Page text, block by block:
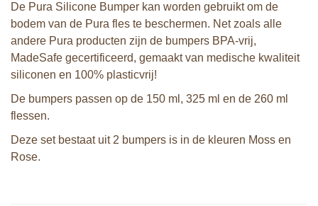
De Pura Silicone Bumper kan worden gebruikt om de
bodem van de Pura fles te beschermen. Net zoals alle
andere Pura producten zijn de bumpers BPA-vrij,
MadeSafe gecertificeerd, gemaakt van medische kwaliteit
siliconen en 100% plasticvrij!
De bumpers passen op de 150 ml, 325 ml en de 260 ml
flessen.
Deze set bestaat uit 2 bumpers is in de kleuren Moss en
Rose.